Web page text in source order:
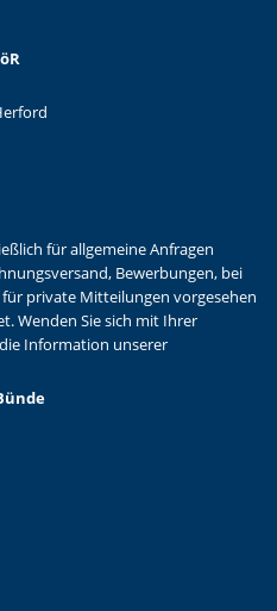
für allgemeine Anfragen
Bewerbungen, bei
private Mitteilungen vorgesehen
Wenden Sie sich mit Ihrer
Information unserer